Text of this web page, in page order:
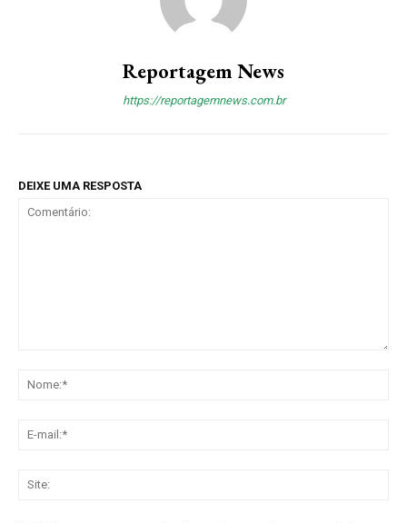
Reportagem News
https://reportagemnews.com.br
DEIXE UMA RESPOSTA